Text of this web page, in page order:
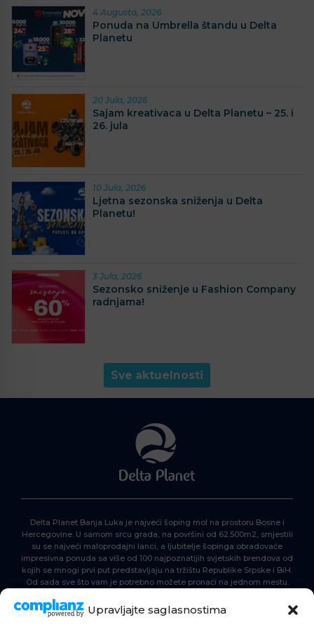
Upravljajte saglasnostima
4 Augusta, 2026
Ponuda na Umbrella štandu u Delta
Planetu
20 Jula, 2026
Sajam kreativaca u Delta Planetu – 25. i
26. jula
10 Jula, 2026
Ljetna sezonska sniženja u Delta
Planetu!
3 Jula, 2026
Sezonsko sniženje u Fashion Company
radnjama!
Sve aktuelnosti
Delta Planet Banja Luka je najveći šoping mol na prostoru Bosne i
Hercegovine. U samom srcu grada, na površini od 62.500m2, smjestili
su se najveći maloprodajni lanci, a ljubitelje šopinga obradovaće
impresivna ponuda sa više od 100 najpoznatijih svjetskih brendova od
kojih se mnogi prvi put predstavljaju na tržištu Republike Srpske i BiH.
Od sada sve što vam je potrebno možete pronaći na jednom mestu.